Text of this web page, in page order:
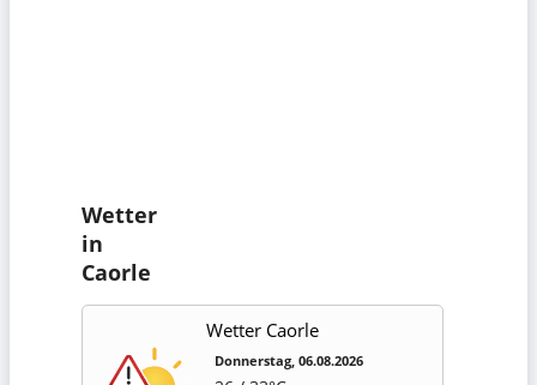
Wetter
in
Caorle
Wetter Caorle
Donnerstag, 06.08.2026